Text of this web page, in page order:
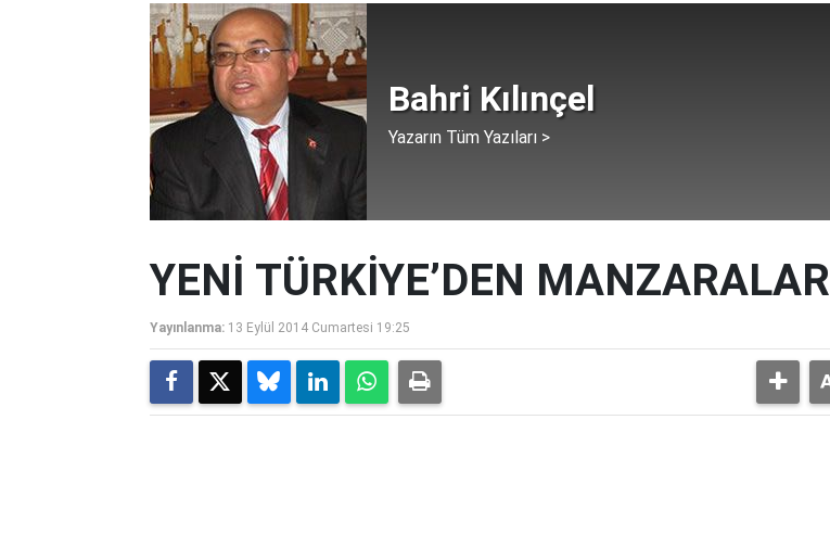
Bahri Kılınçel
Yazarın Tüm Yazıları >
YENİ TÜRKİYE’DEN MANZARALAR
Yayınlanma: 13 Eylül 2014 Cumartesi 19:25